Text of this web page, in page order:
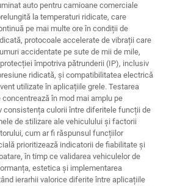
auto pentru camioane comerciale
la temperaturi ridicate, care
pe mai multe ore în condiții de
protocoale accelerate de vibrații care
accidentate pe sute de mii de mile,
împotriva pătrunderii (IP), inclusiv
ridicată, și compatibilitatea electrică
utilizate în aplicațiile grele. Testarea
în mod mai amplu pe
consistența culorii între diferitele funcții de
de stilizare ale vehiculului și factorii
cum ar fi răspunsul funcțiilor
prioritizează indicatorii de fiabilitate și
în timp ce validarea vehiculelor de
estetica și implementarea
ierarhii valorice diferite între aplicațiile